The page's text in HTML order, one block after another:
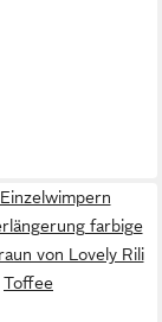
farbige
von Lovely Rili
Toffee